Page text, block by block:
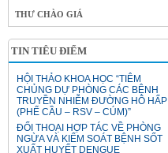
THƯ CHÀO GIÁ
TIN TIÊU ĐIỂM
HỘI THẢO KHOA HỌC “TIÊM
CHỦNG DỰ PHÒNG CÁC BỆNH
TRUYỀN NHIỄM ĐƯỜNG HÔ HẤP
(PHẾ CẦU – RSV – CÚM)”
ĐỐI THOẠI HỢP TÁC VỀ PHÒNG
NGỪA VÀ KIỂM SOÁT BỆNH SỐT
XUẤT HUYẾT DENGUE